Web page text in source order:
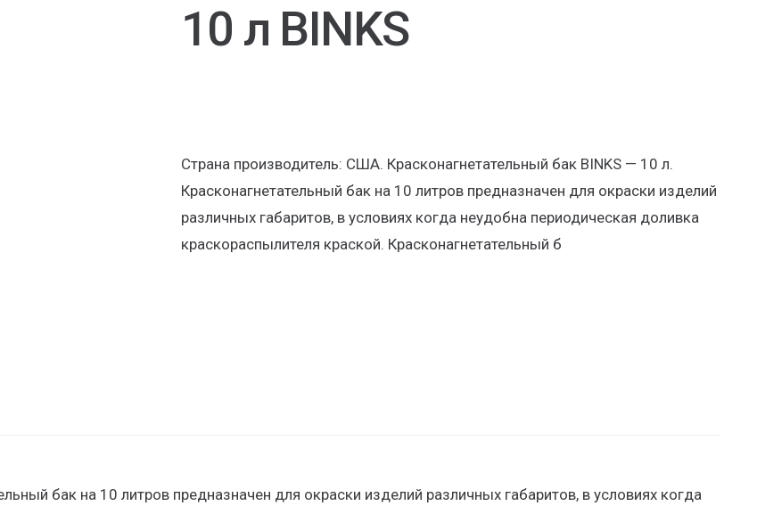
10 л BINKS
Страна производитель: США. Красконагнетательный бак BINKS — 10 л.
Красконагнетательный бак на 10 литров предназначен для окраски изделий
различных габаритов, в условиях когда неудобна периодическая доливка
краскораспылителя краской. Красконагнетательный б
бак на 10 литров предназначен для окраски изделий различных габаритов, в условиях когда